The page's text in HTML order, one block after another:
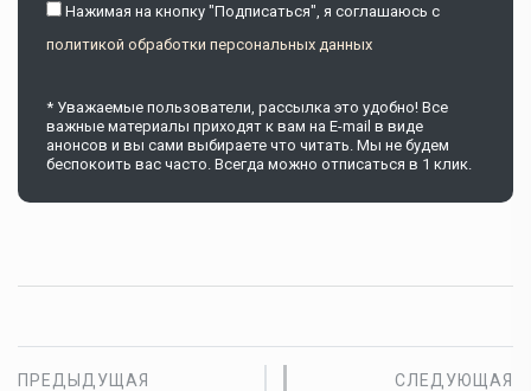
Нажимая на кнопку "Подписаться", я соглашаюсь c
политикой обработки персональных данных
* Уважаемые пользователи, рассылка это удобно! Все
важные материалы приходят к вам на E-mail в виде
анонсов и вы сами выбираете что читать. Мы не будем
беспокоить вас часто. Всегда можно отписаться в 1 клик.
ПРЕДЫДУЩАЯ СЛЕДУЮЩАЯ